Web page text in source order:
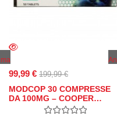
99,99 € 199,99 €
MODCOP 30 COMPRESSE
DA 100MG – COOPER…